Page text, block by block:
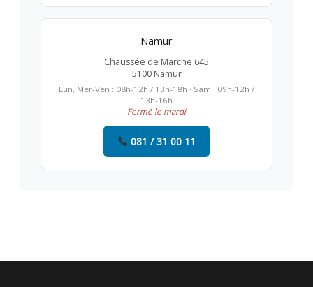
Namur
Chaussée de Marche 645
5100 Namur
Lun, Mer-Ven : 08h-12h / 13h-18h · Sam : 09h-12h /
13h-16h
Fermé le mardi
081 / 31 00 11